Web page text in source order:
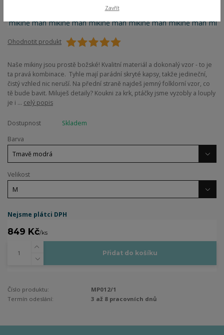
Ohodnotit produkt
Naše mikiny jsou prostě božské! Kvalitní materiál a dokonalý vzor - to je
ta pravá kombinace. Tyhle mají parádní skryté kapsy, takže jedineční,
čistý vzhled nic neruší. Na přední straně najdeš jemný folklorní vzor, co
tě bude bavit. Miluješ detaily? Koukni za krk, ptáčky jsme vyzobly a louply
je i ... celý popis
Dostupnost
Skladem
Barva
Velikost
Nejsme plátci DPH
849 Kč/ks
Přidat do košíku
Číslo produktu:
MP012/1
Termín odeslání:
3 až 8 pracovních dnů
Zavřít